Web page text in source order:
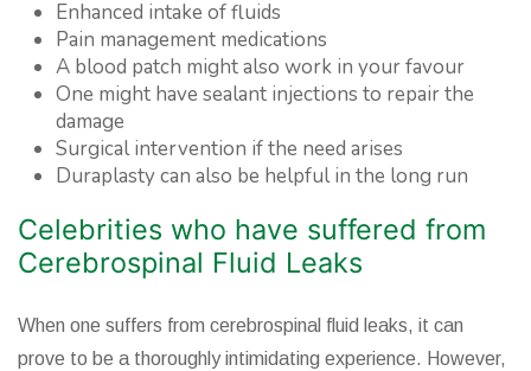
Enhanced intake of fluids
Pain management medications
A blood patch might also work in your favour
One might have sealant injections to repair the
damage
Surgical intervention if the need arises
Duraplasty can also be helpful in the long run
Celebrities who have suffered from
Cerebrospinal Fluid Leaks
When one suffers from cerebrospinal fluid leaks, it can
prove to be a thoroughly intimidating experience. However,